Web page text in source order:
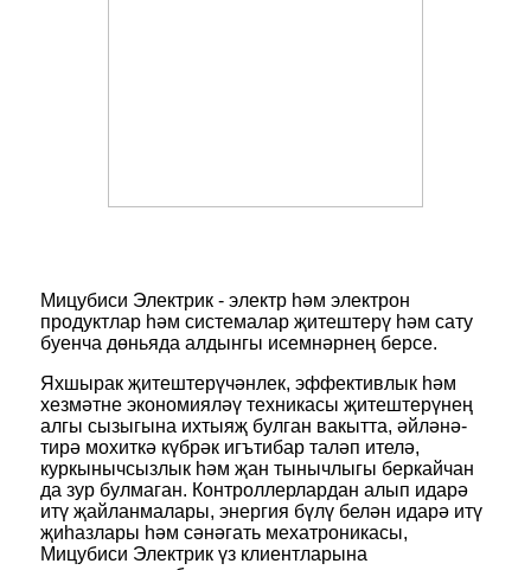
Мицубиси Электрик - электр һәм электрон
продуктлар һәм системалар җитештерү һәм сату
буенча дөньяда алдынгы исемнәрнең берсе.
Яхшырак җитештерүчәнлек, эффективлык һәм
хезмәтне экономияләү техникасы җитештерүнең
алгы сызыгына ихтыяҗ булган вакытта, әйләнә-
тирә мохиткә күбрәк игътибар таләп ителә,
куркынычсызлык һәм җан тынычлыгы беркайчан
да зур булмаган. Контроллерлардан алып идарә
итү җайланмалары, энергия бүлү белән идарә итү
җиһазлары һәм сәнәгать мехатроникасы,
Мицубиси Электрик үз клиентларына